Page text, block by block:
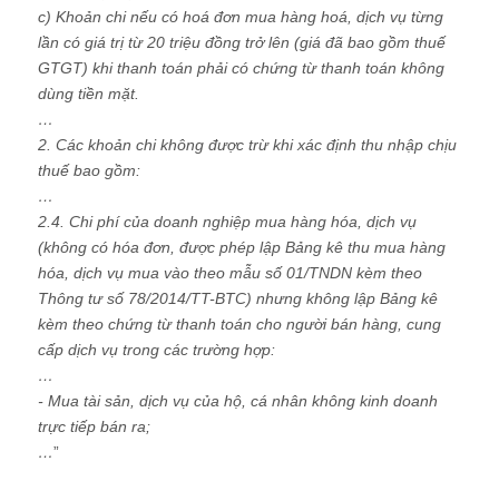
c) Khoản chi nếu có hoá đơn mua hàng hoá, dịch vụ từng
lần có giá trị từ 20 triệu đồng trở lên (giá đã bao gồm thuế
GTGT) khi thanh toán phải có chứng từ thanh toán không
dùng tiền mặt.
…
2. Các khoản chi không được trừ khi xác định thu nhập chịu
thuế bao gồm:
…
2.4. Chi phí của doanh nghiệp mua hàng hóa, dịch vụ
(không có hóa đơn, được phép lập Bảng kê thu mua hàng
hóa, dịch vụ mua vào theo mẫu số 01/TNDN kèm theo
Thông tư số 78/2014/TT-BTC) nhưng không lập Bảng kê
kèm theo chứng từ thanh toán cho người bán hàng, cung
cấp dịch vụ trong các trường hợp:
…
- Mua tài sản, dịch vụ của hộ, cá nhân không kinh doanh
trực tiếp bán ra;
…”